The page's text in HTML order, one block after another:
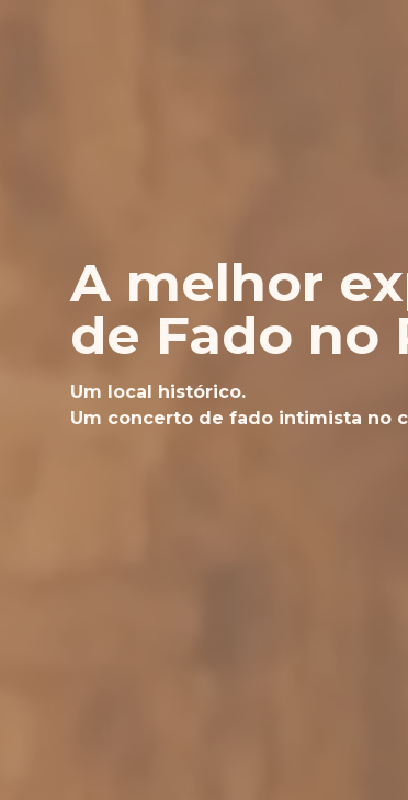
A melhor
de Fado no
Um local histórico.
Um concerto de fado intimista no